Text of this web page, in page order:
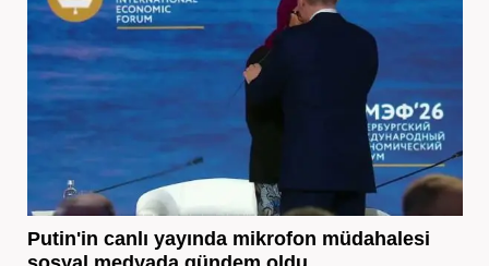
Putin'in canlı yayında mikrofon müdahalesi